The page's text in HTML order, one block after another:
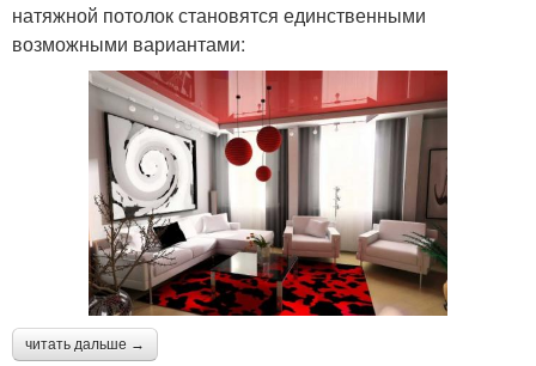
натяжной потолок становятся единственными
возможными вариантами:
читать дальше →